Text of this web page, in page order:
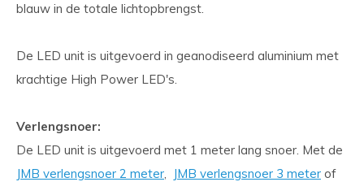
blauw in de totale lichtopbrengst.
De LED unit is uitgevoerd in geanodiseerd aluminium met
krachtige High Power LED's.
Verlengsnoer:
De LED unit is uitgevoerd met 1 meter lang snoer. Met de
JMB verlengsnoer 2 meter, JMB verlengsnoer 3 meter of